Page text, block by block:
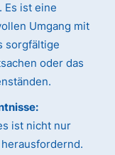
Es ist eine
Umgang mit
sorgfältige
oder das
ist nicht nur